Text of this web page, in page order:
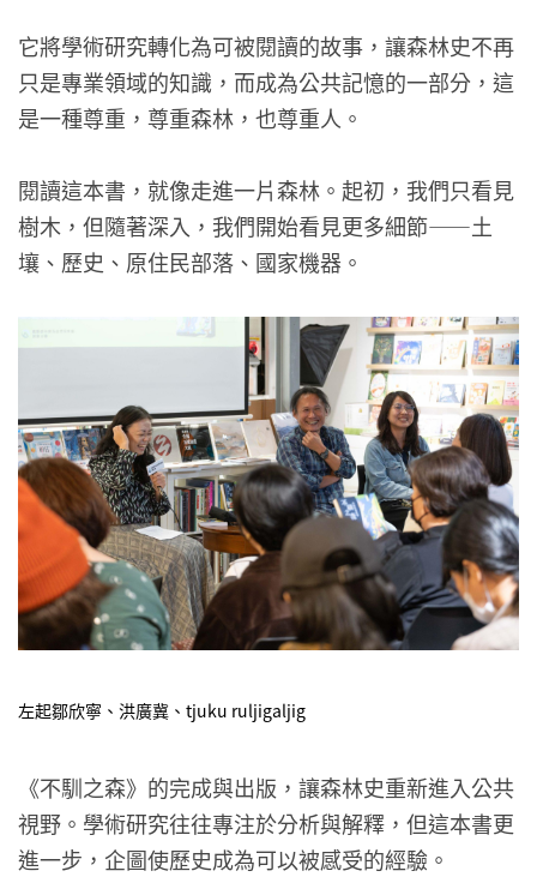
它將學術研究轉化為可被閱讀的故事，讓森林史不再
只是專業領域的知識，而成為公共記憶的一部分，這
是一種尊重，尊重森林，也尊重人。
閱讀這本書，就像走進一片森林。起初，我們只看見
樹木，但隨著深入，我們開始看見更多細節——土
壤、歷史、原住民部落、國家機器。
左起鄒欣寧、洪廣冀、tjuku ruljigaljig
《不馴之森》的完成與出版，讓森林史重新進入公共
視野。學術研究往往專注於分析與解釋，但這本書更
進一步，企圖使歷史成為可以被感受的經驗。